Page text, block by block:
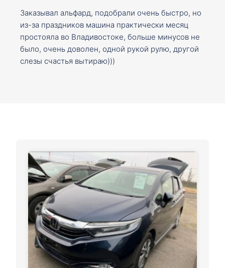
Заказывал альфард, подобрали очень быстро, но
из-за праздников машина практически месяц
простояла во Владивостоке, больше минусов не
было, очень доволен, одной рукой рулю, другой
слезы счастья вытираю)))